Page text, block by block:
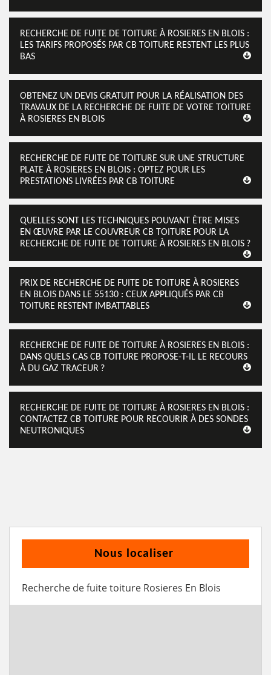
RECHERCHE DE FUITE DE TOITURE À ROSIERES EN BLOIS :
LES TARIFS PROPOSÉS PAR CB TOITURE RESTENT LES PLUS
BAS
OBTENEZ UN DEVIS GRATUIT POUR LA RÉALISATION DES
TRAVAUX DE LA RECHERCHE DE FUITE DE VOTRE TOITURE
À ROSIERES EN BLOIS
RECHERCHE DE FUITE DE TOITURE SUR UNE STRUCTURE
PLATE À ROSIERES EN BLOIS : OPTEZ POUR LES
PRESTATIONS LIVRÉES PAR CB TOITURE
QUELLES SONT LES TECHNIQUES POUVANT ÊTRE MISES
EN ŒUVRE PAR LE COUVREUR CB TOITURE POUR LA
RECHERCHE DE FUITE DE TOITURE À ROSIERES EN BLOIS ?
PRIX DE RECHERCHE DE FUITE DE TOITURE À ROSIERES
EN BLOIS DANS LE 55130 : CEUX APPLIQUÉS PAR CB
TOITURE RESTENT IMBATTABLES
RECHERCHE DE FUITE DE TOITURE À ROSIERES EN BLOIS :
DANS QUELS CAS CB TOITURE PROPOSE-T-IL LE RECOURS
À DU GAZ TRACEUR ?
RECHERCHE DE FUITE DE TOITURE À ROSIERES EN BLOIS :
CONTACTEZ CB TOITURE POUR RECOURIR À DES SONDES
NEUTRONIQUES
Nous localiser
Recherche de fuite toiture Rosieres En Blois